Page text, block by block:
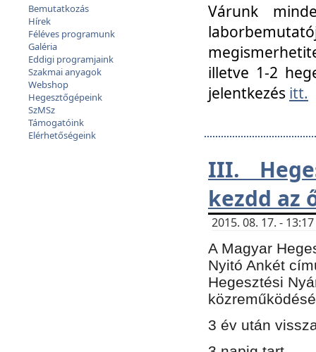
Bemutatkozás
Hírek
Féléves programunk
Galéria
Eddigi programjaink
Szakmai anyagok
Webshop
Hegesztőgépeink
SzMSz
Támogatóink
Elérhetőségeink
Várunk
illetve 1-2
jelentkezés itt.
III.
kezdd az
2015. 08. 17. -
A Magyar
Nyitó Ankét
Hegesztési
3 év után